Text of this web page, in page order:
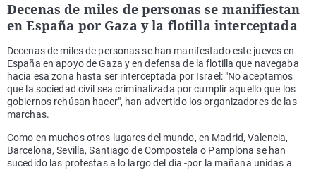
Decenas de miles de personas se manifiestan
en España por Gaza y la flotilla interceptada
Decenas de miles de personas se han manifestado este jueves en
España en apoyo de Gaza y en defensa de la flotilla que navegaba
hacia esa zona hasta ser interceptada por Israel: "No aceptamos
que la sociedad civil sea criminalizada por cumplir aquello que los
gobiernos rehúsan hacer", han advertido los organizadores de las
marchas.
Como en muchos otros lugares del mundo, en Madrid, Valencia,
Barcelona, Sevilla, Santiago de Compostela o Pamplona se han
sucedido las protestas a lo largo del día -por la mañana unidas a